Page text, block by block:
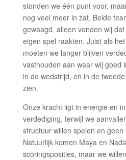
stonden we één punt voor,
nog veel meer in zat. Beide
gewaagd, alleen vonden wij
eigen spel raakten. Juist als
moeten we langer blijven
vasthouden aan waar wij goed
in de wedstrijd, en in de
zien.
Onze kracht ligt in energie en
verdediging, terwijl we
structuur willen spelen en geen
Natuurlijk komen Maya en
scoringsposities, maar we